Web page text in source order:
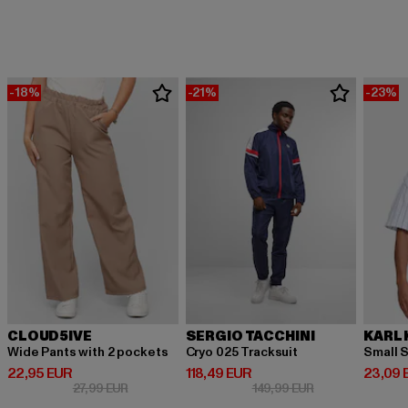
-18%
CLOUD5IVE
Wide Pants with 2 pockets
22,95 EUR
Prix courant: 22,95 EUR
27,99 EURPrix en promotion: 27,99 EUR
-21%
SERGIO TACCHINI
Cryo 025 Tracksuit
118,49 EUR
Prix courant: 118,49 EUR
149,99 EURPrix en
-23%
KARL
Small
23,09
Prix